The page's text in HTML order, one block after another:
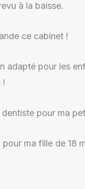
à la baisse.
ce cabinet !
adapté pour les
!
pour ma
ma fille de 18